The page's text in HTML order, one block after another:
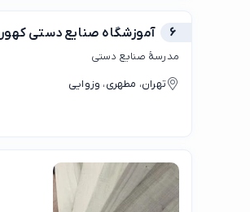
6 آموزشگاه صنایع دستی کهور
مدرسهٔ صنایع دستی
تهران، مطهری، وزوایی